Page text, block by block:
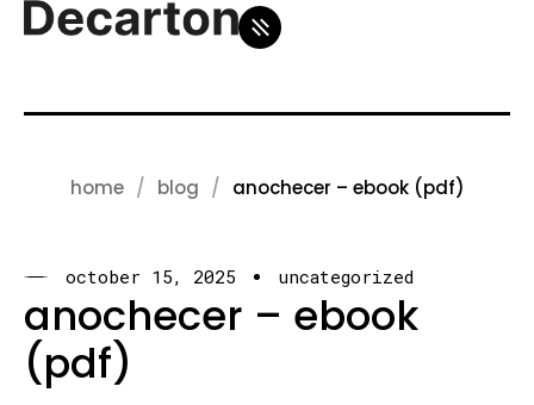
home blog anochecer – ebook (pdf)
october 15, 2025 uncategorized
anochecer – ebook
(pdf)